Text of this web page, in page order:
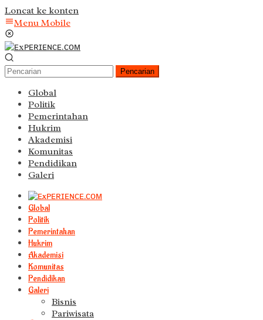
Loncat ke konten
Menu Mobile
Pencarian
Global
Politik
Pemerintahan
Hukrim
Akademisi
Komunitas
Pendidikan
Galeri
Global
Politik
Pemerintahan
Hukrim
Akademisi
Komunitas
Pendidikan
Galeri
Bisnis
Pariwisata